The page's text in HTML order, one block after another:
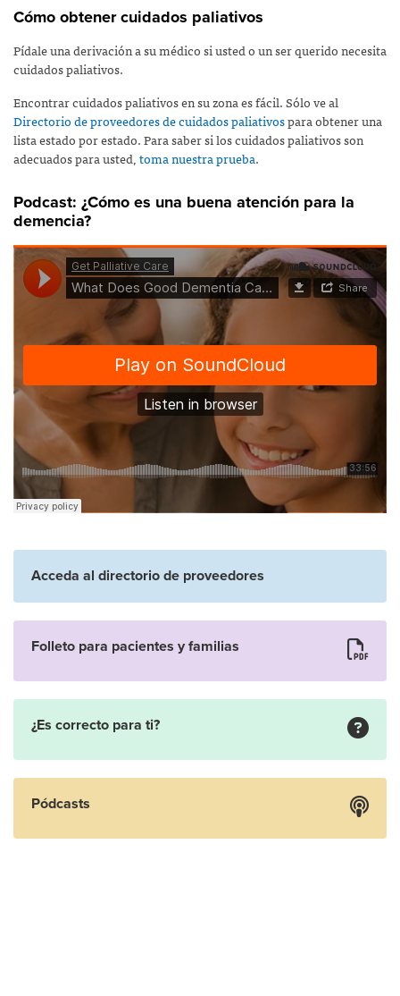
Cómo obtener cuidados paliativos
Pídale una derivación a su médico si usted o un ser querido necesita
cuidados paliativos.
Encontrar cuidados paliativos en su zona es fácil. Sólo ve al
Directorio de proveedores de cuidados paliativospara obtener una
lista estado por estado. Para saber si los cuidados paliativos son
adecuados para usted,toma nuestra prueba.
Podcast: ¿Cómo es una buena atención para la
demencia?
Acceda al directorio de proveedores
Folleto para pacientes y familias
¿Es correcto para ti?
Pódcasts